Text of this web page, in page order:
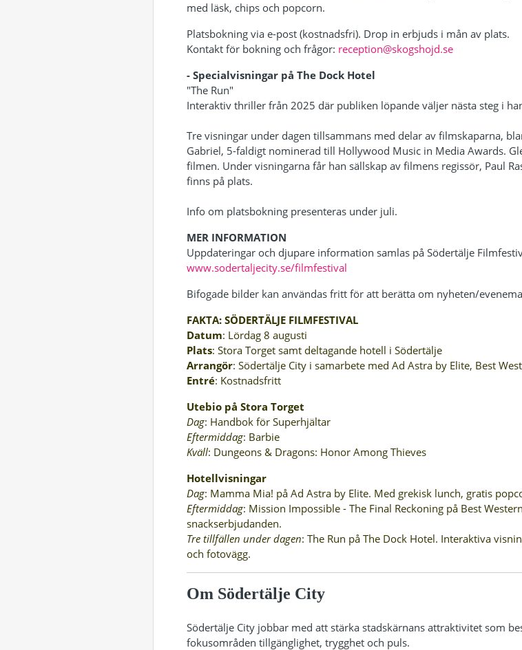
med läsk, chips och popcorn.
Platsbokning via e-post (kostnadsfri). Drop in erbjuds i mån av plats.
Kontakt för bokning och frågor: reception@skogshojd.se
- Specialvisningar på The Dock Hotel
"The Run"
Interaktiv thriller från 2025 där publiken löpande väljer nästa steg i
Tre visningar under dagen tillsammans med delar av filmskaparna,
Gabriel, 5-faldigt nominerad till Hollywood Music in Media Awards.
filmen. Under visningarna får han sällskap av filmens regissör, Paul
finns på plats.
Info om platsbokning presenteras under juli.
MER INFORMATION
Uppdateringar och djupare information samlas på Södertälje
www.sodertaljecity.se/filmfestival
Bifogade bilder kan användas fritt för att berätta om nyheten/
FAKTA: SÖDERTÄLJE FILMFESTIVAL
Datum: Lördag 8 augusti
Plats: Stora Torget samt deltagande hotell i Södertälje
Arrangör: Södertälje City i samarbete med Ad Astra by Elite, Best
Entré: Kostnadsfritt
Utebio på Stora Torget
Dag: Handbok för Superhjältar
Eftermiddag: Barbie
Kväll: Dungeons & Dragons: Honor Among Thieves
Hotellvisningar
Dag: Mamma Mia! på Ad Astra by Elite. Med grekisk lunch, gratis
Eftermiddag: Mission Impossible - The Final Reckoning på Best
snackserbjudanden.
Tre tillfällen under dagen: The Run på The Dock Hotel. Interaktiva
och fotovägg.
Om Södertälje City
Södertälje City jobbar med att stärka stadskärnans attraktivitet som
fokusområden tillgänglighet, trygghet och puls.